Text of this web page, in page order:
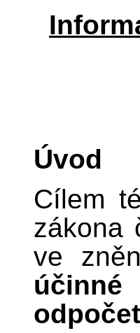
Úvod
Cílem
zákona
ve